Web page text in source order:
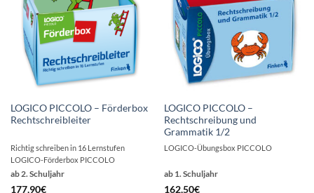
LOGICO PICCOLO – Förderbox
Rechtschreibleiter
ab 2. Schuljahr
177,90€
Richtig schreiben in 16 Lernstufen
LOGICO-Förderbox PICCOLO
LOGICO PICCOLO –
Rechtschreibung und
Grammatik 1/2
ab 1. Schuljahr
162,50€
LOGICO-Übungsbox PICCOLO